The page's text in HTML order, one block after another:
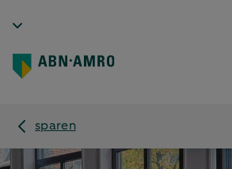
sparen